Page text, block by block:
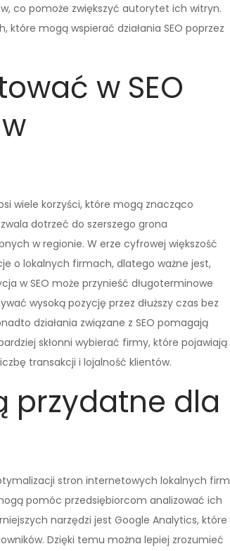
co pomoże zwiększyć autorytet ich witryn.
mogą wspierać działania SEO poprzez
w SEO
wiele korzyści, które mogą znacząco
dotrzeć do szerszego grona
w regionie. W erze cyfrowej większość
o lokalnych firmach, dlatego ważne jest,
w SEO może przynieść długoterminowe
wysoką pozycję przez dłuższy czas bez
działania związane z SEO pomagają
skłonni wybierać firmy, które pojawiają
transakcji i lojalność klientów.
przydatne dla
stron internetowych lokalnych firm
pomóc przedsiębiorcom analizować ich
narzędzi jest Google Analytics, które
Dzięki temu można lepiej zrozumieć